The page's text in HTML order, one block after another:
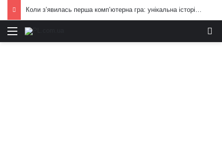
Коли з’явилась перша комп’ютерна гра: унікальна історія цілої індустрії
Меню